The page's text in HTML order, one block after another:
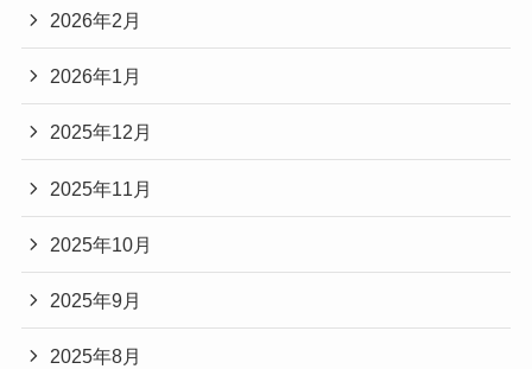
2026年2月
2026年1月
2025年12月
2025年11月
2025年10月
2025年9月
2025年8月